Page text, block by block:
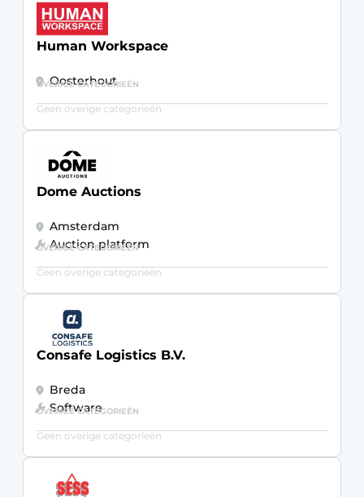
Human Workspace
Oosterhout
OVERIGE CATEGORIEËN
Geen overige categorieën
Dome Auctions
Amsterdam
Auction platform
OVERIGE CATEGORIEËN
Geen overige categorieën
Consafe Logistics B.V.
Breda
Software
OVERIGE CATEGORIEËN
Geen overige categorieën